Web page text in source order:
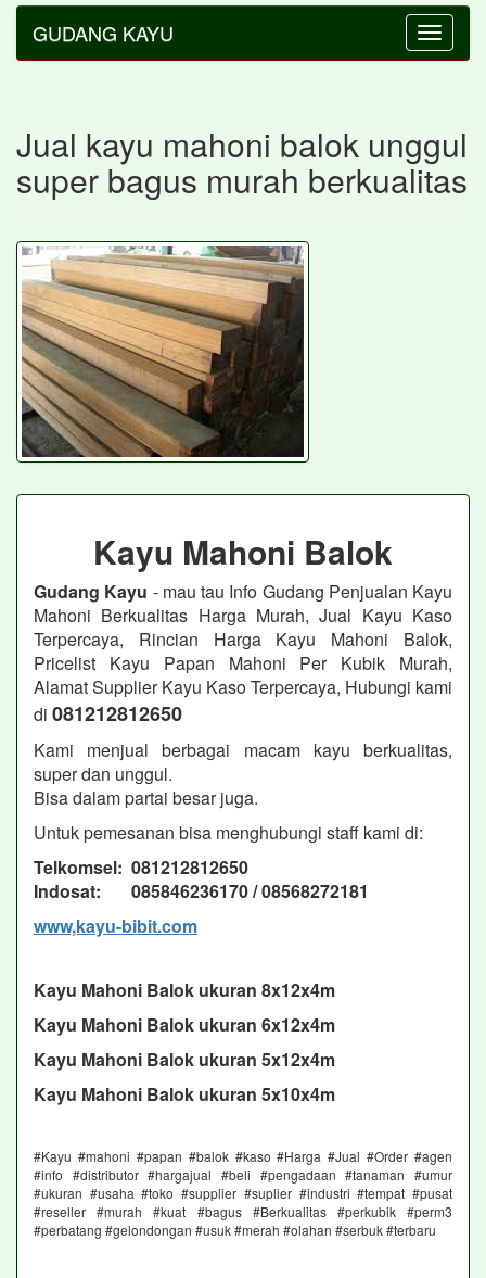
Toggle
GUDANG KAYU
Jual kayu mahoni balok unggul
super bagus murah berkualitas
Kayu Mahoni Balok
Gudang Kayu - mau tau Info Gudang Penjualan Kayu
Mahoni Berkualitas Harga Murah, Jual Kayu Kaso
Terpercaya, Rincian Harga Kayu Mahoni Balok,
Pricelist Kayu Papan Mahoni Per Kubik Murah,
Alamat Supplier Kayu Kaso Terpercaya, Hubungi kami
di 081212812650
Kami menjual berbagai macam kayu berkualitas,
super dan unggul.
Bisa dalam partai besar juga.
Untuk pemesanan bisa menghubungi staff kami di:
Telkomsel: 081212812650
Indosat: 085846236170 / 08568272181
www,kayu-bibit.com
Kayu Mahoni Balok ukuran 8x12x4m
Kayu Mahoni Balok ukuran 6x12x4m
Kayu Mahoni Balok ukuran 5x12x4m
Kayu Mahoni Balok ukuran 5x10x4m
#Kayu #mahoni #papan #balok #kaso #Harga #Jual #Order #agen
#info #distributor #hargajual #beli #pengadaan #tanaman #umur
#ukuran #usaha #toko #supplier #suplier #industri #tempat #pusat
#reseller #murah #kuat #bagus #Berkualitas #perkubik #perm3
#perbatang #gelondongan #usuk #merah #olahan #serbuk #terbaru